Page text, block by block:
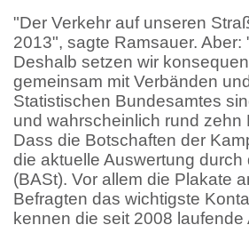
"Der Verkehr auf unseren
2013", sagte Ramsauer.
Deshalb setzen wir
gemeinsam mit Verbänden
Statistischen Bundesamtes
und wahrscheinlich rund
Dass die Botschaften der
die aktuelle Auswertung
(BASt). Vor allem die Plakate
Befragten das wichtigste
kennen die seit 2008